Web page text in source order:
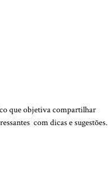
que objetiva compartilhar
com dicas e sugestões.